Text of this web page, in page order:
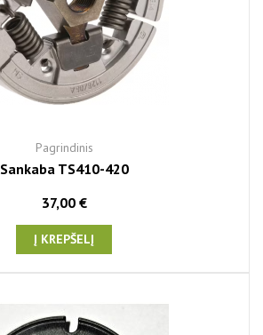
Pagrindinis
Sankaba TS410-420
37,00 €
Į KREPŠELĮ